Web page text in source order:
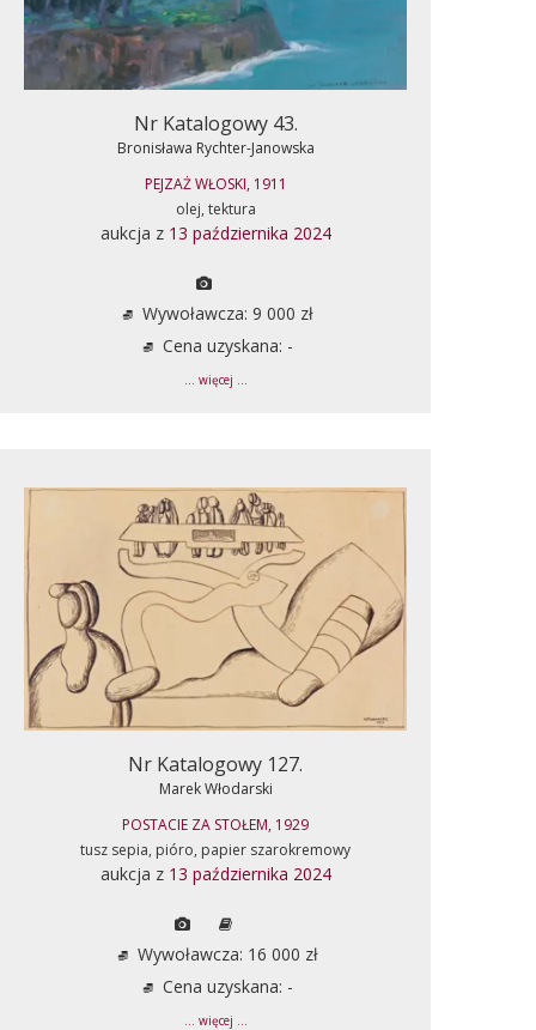
Nr Katalogowy 43.
Bronisława Rychter-Janowska
PEJZAŻ WŁOSKI, 1911
olej, tektura
aukcja z 13 października 2024
Wywoławcza: 9 000 zł
Cena uzyskana: -
... więcej ...
Nr Katalogowy 127.
Marek Włodarski
POSTACIE ZA STOŁEM, 1929
tusz sepia, pióro, papier szarokremowy
aukcja z 13 października 2024
Wywoławcza: 16 000 zł
Cena uzyskana: -
... więcej ...